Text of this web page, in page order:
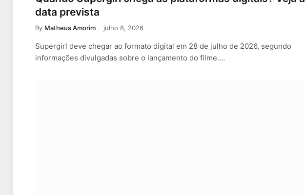
data prevista
By Matheus Amorim julho 8, 2026
Supergirl deve chegar ao formato digital em 28 de julho de 2026, segundo
informações divulgadas sobre o lançamento do filme.…